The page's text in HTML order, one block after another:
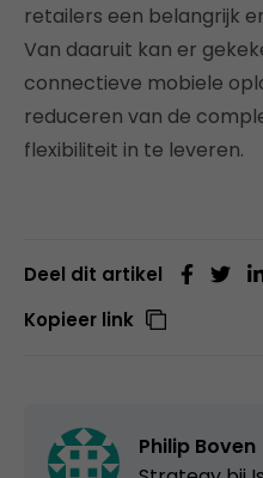
retailers een belangrijk
Van daaruit kan er
connectieve mobiele
reduceren van de
flexibiliteit in te leveren.
Deel dit artikel
Kopieer link
Philip Boven